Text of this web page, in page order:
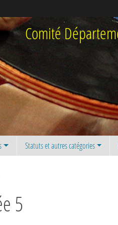
Comité
Statuts et autres catégories
5